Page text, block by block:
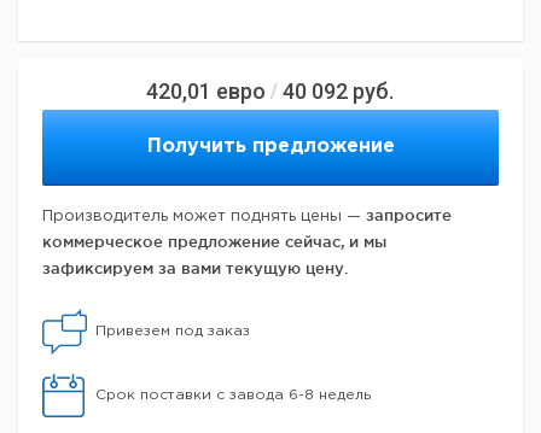
420,01 евро / 40 092 руб.
Получить предложение
Производитель может поднять цены — запросите
коммерческое предложение сейчас, и мы
зафиксируем за вами текущую цену.
Привезем под заказ
Срок поставки с завода 6-8 недель